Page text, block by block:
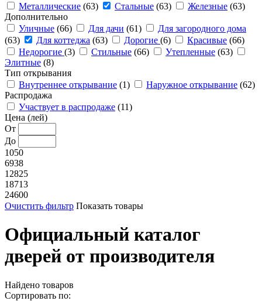
Металлические (63) Стальные (63) Железные (63)
Дополнительно
Уличные (66) Для дачи (61)
Для загородного дома
(63)
Для коттеджа (63) Дорогие (6) Красивые (66)
Недорогие (3) Стильные (66) Утепленные (63)
Элитные (8)
Тип открывания
Внутреннее открывание (1) Наружное открывание (62)
Распродажа
Участвует в распродаже (11)
Цена (лей)
От
До
1050
6938
12825
18713
24600
Очистить фильтр Показать товары
Официальный каталог
дверей от производителя
Найдено товаров
Сортировать по: